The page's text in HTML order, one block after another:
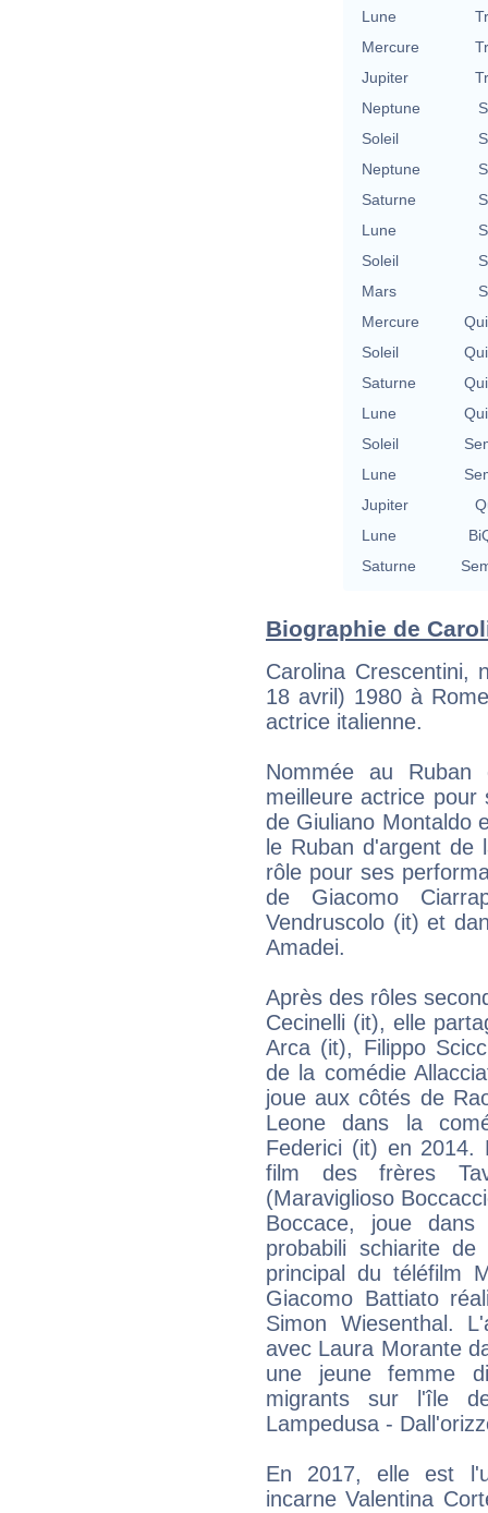
Lune
Mercure
Jupiter
Neptune
Soleil
Neptune
Saturne
Lune
Soleil
Mars
Mercure
Soleil
Saturne
Lune
Soleil
Lune
Jupiter
Lune
Saturne
Biographie de
Carolina Crescentini,
18 avril) 1980 à
actrice italienne.
Nommée au
meilleure actrice pour
de Giuliano Montaldo
le Ruban d'argent de
rôle pour ses
de Giacomo
Vendruscolo (it) et
Amadei.
Après des rôles
Cecinelli (it), elle
Arca (it), Filippo
de la comédie
joue aux côtés de
Leone dans la
Federici (it) en 2014.
film des frères
(Maraviglioso
Boccace, joue
probabili schiarite
principal du téléfilm
Giacomo Battiato
Simon Wiesenthal.
avec Laura Morante
une jeune femme
migrants sur l'île
Lampedusa -
En 2017, elle est
incarne Valentina